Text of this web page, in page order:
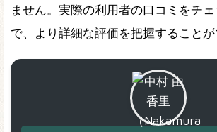
ません。実際の利用者の口コミをチ
で、より詳細な評価を把握することが